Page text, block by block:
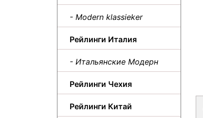
- Modern klassieker
Рейлинги Италия
- Итальянские Модерн
Рейлинги Чехия
Рейлинги Китай